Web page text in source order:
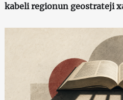
kabeli regionun geostrateji